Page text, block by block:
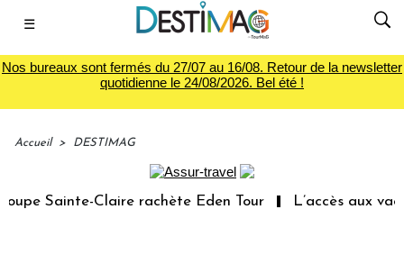
☰
Nos bureaux sont fermés du 27/07 au 16/08. Retour de la newsletter
quotidienne le 24/08/2026. Bel été !
Accueil > DESTIMAG
Sainte-Claire rachète Eden Tour L’accès aux